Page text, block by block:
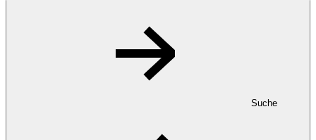
Suche